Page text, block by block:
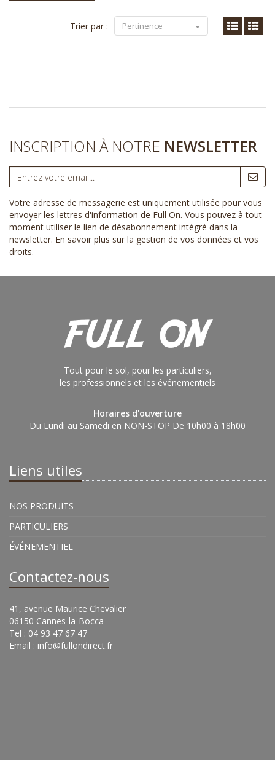
Trier par : Pertinence
INSCRIPTION À NOTRE NEWSLETTER
Votre adresse de messagerie est uniquement utilisée pour vous
envoyer les lettres d'information de Full On. Vous pouvez à tout
moment utiliser le lien de désabonnement intégré dans la
newsletter. En savoir plus sur la gestion de vos données et vos
droits.
Tout pour le sol, pour les particuliers,
les professionnels et les événementiels
Horaires d'ouverture
Du Lundi au Samedi en NON-STOP De 10h00 à 18h00
Liens utiles
NOS PRODUITS
PARTICULIERS
ÉVÉNEMENTIEL
Contactez-nous
41, avenue Maurice Chevalier
06150 Cannes-la-Bocca
Tel : 04 93 47 67 47
Email : info@fullondirect.fr